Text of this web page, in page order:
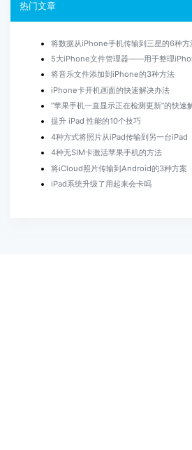
热门文章
将数据从iPhone手机传输到三星的6种方
5大iPhone文件管理器——用于整理
将音乐文件添加到iPhone的3种方法
iPhone卡开机画面的快速解决办法
“苹果手机一直显示正在检测更新”的快速
提升 iPad 性能的10个技巧
4种方式将照片从iPad传输到另一台iPad
4种无SIM卡激活苹果手机的方法
将iCloud照片传输到Android的3种方案
iPad系统升级了用起来会卡吗